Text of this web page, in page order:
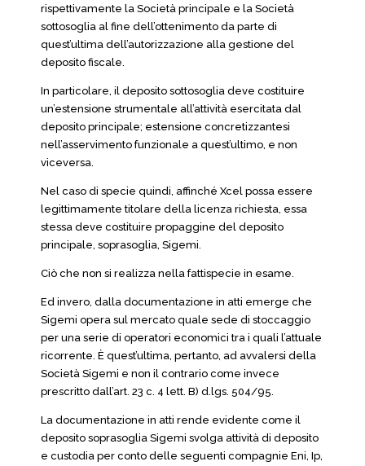
rispettivamente la Società principale e la Società
sottosoglia al fine dell’ottenimento da parte di
quest’ultima dell’autorizzazione alla gestione del
deposito fiscale.
In particolare, il deposito sottosoglia deve costituire
un’estensione strumentale all’attività esercitata dal
deposito principale; estensione concretizzantesi
nell’asservimento funzionale a quest’ultimo, e non
viceversa.
Nel caso di specie quindi, affinché Xcel possa essere
legittimamente titolare della licenza richiesta, essa
stessa deve costituire propaggine del deposito
principale, soprasoglia, Sigemi.
Ciò che non si realizza nella fattispecie in esame.
Ed invero, dalla documentazione in atti emerge che
Sigemi opera sul mercato quale sede di stoccaggio
per una serie di operatori economici tra i quali l’attuale
ricorrente. È quest’ultima, pertanto, ad avvalersi della
Società Sigemi e non il contrario come invece
prescritto dall’art. 23 c. 4 lett. B) d.lgs. 504/95.
La documentazione in atti rende evidente come il
deposito soprasoglia Sigemi svolga attività di deposito
e custodia per conto delle seguenti compagnie Eni, Ip,